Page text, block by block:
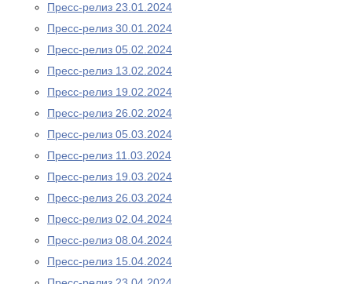
Пресс-релиз 23.01.2024
Пресс-релиз 30.01.2024
Пресс-релиз 05.02.2024
Пресс-релиз 13.02.2024
Пресс-релиз 19.02.2024
Пресс-релиз 26.02.2024
Пресс-релиз 05.03.2024
Пресс-релиз 11.03.2024
Пресс-релиз 19.03.2024
Пресс-релиз 26.03.2024
Пресс-релиз 02.04.2024
Пресс-релиз 08.04.2024
Пресс-релиз 15.04.2024